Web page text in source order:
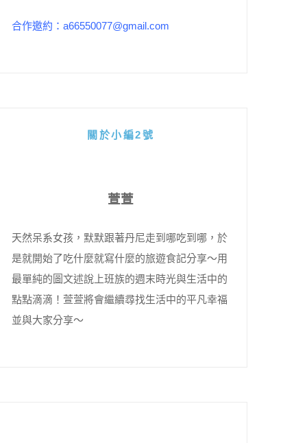
合作邀約：a66550077@gmail.com
關於小編2號
萱萱
天然呆系女孩，默默跟著丹尼走到哪吃到哪，於
是就開始了吃什麼就寫什麼的旅遊食記分享～用
最單純的圖文述說上班族的週末時光與生活中的
點點滴滴！萱萱將會繼續尋找生活中的平凡幸福
並與大家分享～